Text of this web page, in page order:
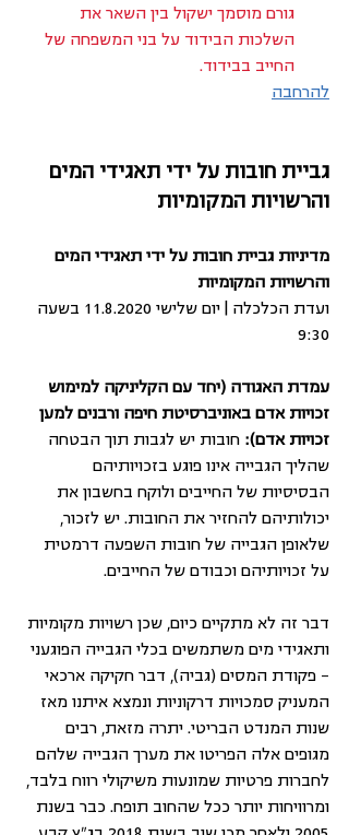
גורם מוסמך ישקול בין השאר את
השלכות הבידוד על בני המשפחה של
החייב בבידוד.
להרחבה
גביית חובות על ידי תאגידי המים
והרשויות המקומיות
מדיניות גביית חובות על ידי תאגידי המים
והרשויות המקומיות
ועדת הכלכלה | יום שלישי 11.8.2020 בשעה
9:30
עמדת האגודה (יחד עם הקליניקה למימוש
זכויות אדם באוניברסיטת חיפה ורבנים למען
זכויות אדם): חובות יש לגבות תוך הבטחה
שהליך הגבייה אינו פוגע בזכויותיהם
הבסיסיות של החייבים ולוקח בחשבון את
יכולותיהם להחזיר את החובות. יש לזכור,
שלאופן הגבייה של חובות השפעה דרמטית
על זכויותיהם וכבודם של החייבים.
דבר זה לא מתקיים כיום, שכן רשויות מקומיות
ותאגידי מים משתמשים בכלי הגבייה הפוגעני
- פקודת המסים (גביה), דבר חקיקה ארכאי
המעניק סמכויות דרקוניות ונמצא איתנו מאז
שנות המנדט הבריטי. יתרה מזאת, רבים
מגופים אלה הפריטו את מערך הגבייה שלהם
לחברות פרטיות שמונעות משיקולי רווח בלבד,
ומרוויחות יותר ככל שהחוב תופח. כבר בשנת